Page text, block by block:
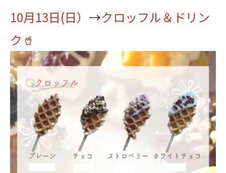
10月13日(日） →クロッフル＆ドリン
ク🥤